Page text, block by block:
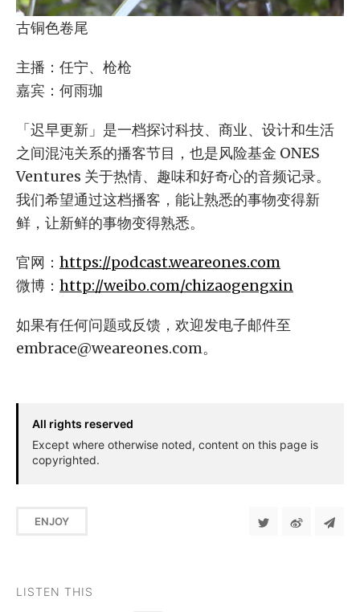
古铜色卷尾
主播：任宁、枪枪
嘉宾：何雨珈
「迟早更新」是一档探讨科技、商业、设计和生活
之间混沌关系的播客节目，也是风险基金 ONES
Ventures 关于热情、趣味和好奇心的音频记录。
我们希望通过这档播客，能让熟悉的事物变得新
鲜，让新鲜的事物变得熟悉。
官网： https://podcast.weareones.com
微博： http://weibo.com/chizaogengxin
如果有任何问题或反馈，欢迎发电子邮件至
embrace@weareones.com。
All rights reserved
Except where otherwise noted, content on this page is
copyrighted.
ENJOY
LISTEN THIS